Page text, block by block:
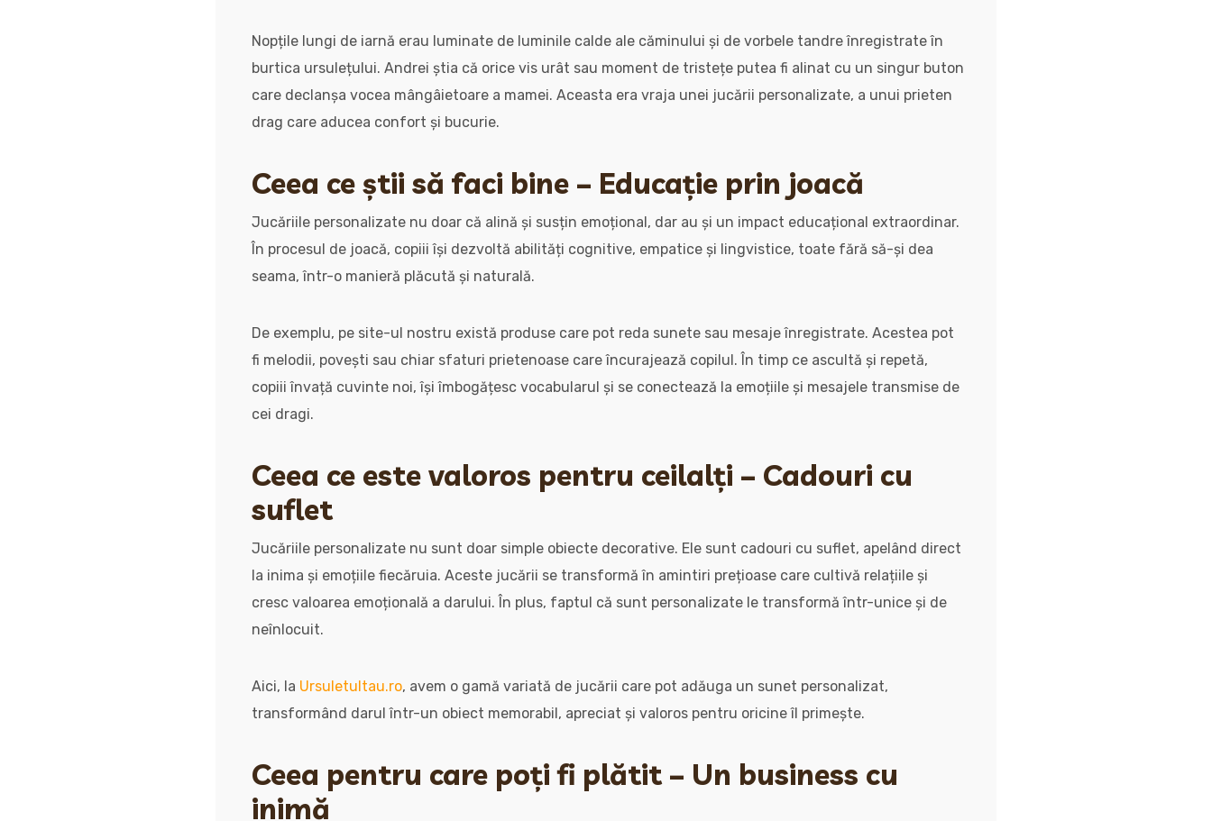
Nopțile lungi de iarnă erau luminate de luminile calde ale căminului și de vorbele tandre înregistrate în
burtica ursulețului. Andrei știa că orice vis urât sau moment de tristețe putea fi alinat cu un singur buton
care declanșa vocea mângâietoare a mamei. Aceasta era vraja unei jucării personalizate, a unui prieten
drag care aducea confort și bucurie.
Ceea ce știi să faci bine – Educație prin joacă
Jucăriile personalizate nu doar că alină și susțin emoțional, dar au și un impact educațional extraordinar.
În procesul de joacă, copiii își dezvoltă abilități cognitive, empatice și lingvistice, toate fără să-și dea
seama, într-o manieră plăcută și naturală.
De exemplu, pe site-ul nostru există produse care pot reda sunete sau mesaje înregistrate. Acestea pot
fi melodii, povești sau chiar sfaturi prietenoase care încurajează copilul. În timp ce ascultă și repetă,
copiii învață cuvinte noi, își îmbogățesc vocabularul și se conectează la emoțiile și mesajele transmise de
cei dragi.
Ceea ce este valoros pentru ceilalți – Cadouri cu
suflet
Jucăriile personalizate nu sunt doar simple obiecte decorative. Ele sunt cadouri cu suflet, apelând direct
la inima și emoțiile fiecăruia. Aceste jucării se transformă în amintiri prețioase care cultivă relațiile și
cresc valoarea emoțională a darului. În plus, faptul că sunt personalizate le transformă într-unice și de
neînlocuit.
Aici, la Ursuletultau.ro, avem o gamă variată de jucării care pot adăuga un sunet personalizat,
transformând darul într-un obiect memorabil, apreciat și valoros pentru oricine îl primește.
Ceea pentru care poți fi plătit – Un business cu
inimă